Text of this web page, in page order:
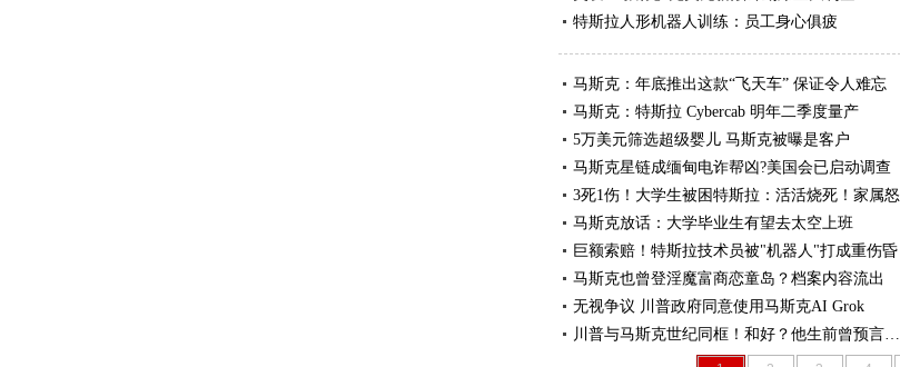
特斯拉人形机器人训练：员工身心俱疲
马斯克：年底推出这款“飞天车” 保证令人难忘
马斯克：特斯拉 Cybercab 明年二季度量产
5万美元筛选超级婴儿 马斯克被曝是客户
马斯克星链成缅甸电诈帮凶?美国会已启动调查
3死1伤！大学生被困特斯拉：活活烧死！家属怒
马斯克放话：大学毕业生有望去太空上班
巨额索赔！特斯拉技术员被"机器人"打成重伤昏
马斯克也曾登淫魔富商恋童岛？档案内容流出
无视争议 川普政府同意使用马斯克AI Grok
川普与马斯克世纪同框！和好？他生前曾预言…